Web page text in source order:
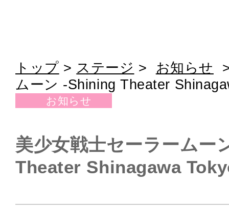
トップ > ステージ > お知らせ
ムーン -Shining Theater
お知らせ
美少女戦士セーラームー
Theater Shinagawa